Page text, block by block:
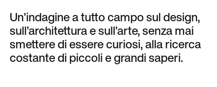
Un’indagine a tutto campo sul design,
sull’architettura e sull’arte, senza mai
smettere di essere curiosi, alla ricerca
costante di piccoli e grandi saperi.